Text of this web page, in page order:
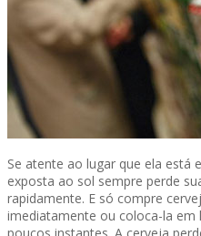
Se atente ao lugar que ela está
exposta ao sol sempre perde
rapidamente. E só compre
imediatamente ou coloca-la em
poucos instantes. A cerveja